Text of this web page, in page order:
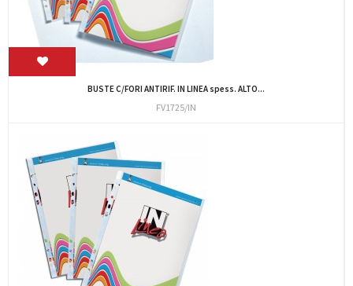
BUSTE C/FORI ANTIRIF. IN LINEA spess. ALTO...
FV1725/IN